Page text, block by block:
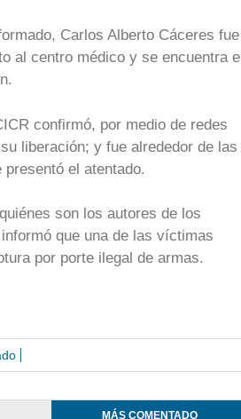
Carlos Alberto Cáceres fue
al centro médico y se encuentra
confirmó, por medio de redes
liberación; y fue alrededor de las
el atentado.
son los autores de los
que una de las víctimas
por porte ilegal de armas.
MÁS COMENTADO